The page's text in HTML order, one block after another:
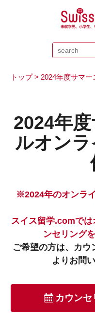
トップ> 2024年度サマー
2024年
ルオンラ
※2024年のオンラ
スイス留学.comで
ンセリング
ご希望の方は、カ
よりお問
カウン